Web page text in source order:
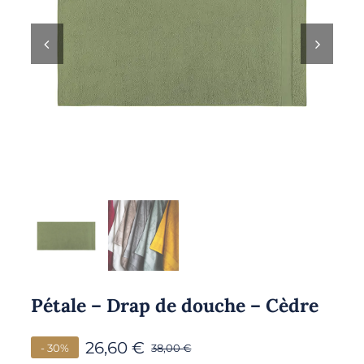
Pétale – Drap de douche – Cèdre
38,00€
26,60€
- 30%